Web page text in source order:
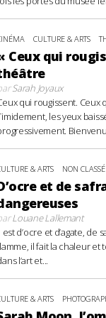
CULTURE & ARTS
Ceux qui
Sarah Joyaux
qui rougissent.
les yeux
& ARTS NON CLASSÉ
et de
Louane Lallemant
est d’ocre et d’agate,
il fait la chaleur et
l’art et...
& ARTS